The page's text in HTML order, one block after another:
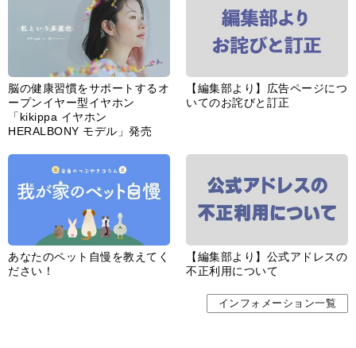
脳の健康習慣をサポートするオ
ープンイヤー型イヤホン
「kikippa イヤホン
HERALBONY モデル」発売
【編集部より】広告ページにつ
いてのお詫びと訂正
あなたのペット自慢を教えてく
ださい！
【編集部より】公式アドレスの
不正利用について
インフォメーション一覧